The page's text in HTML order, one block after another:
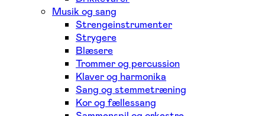
Musik og sang
Strengeinstrumenter
Strygere
Blæsere
Trommer og percussion
Klaver og harmonika
Sang og stemmetræning
Kor og fællessang